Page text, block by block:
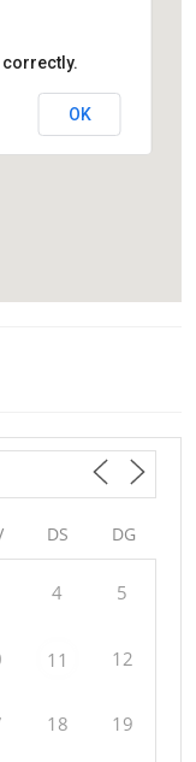
correctly.
OK
DS DG
4 5
11 12
18 19